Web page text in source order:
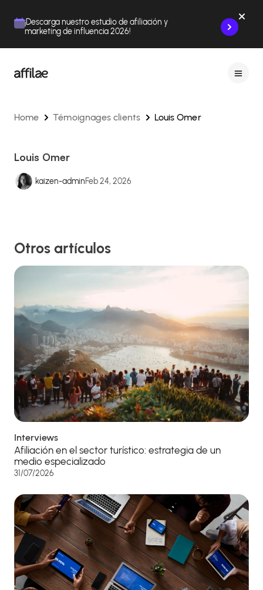
¡Descarga nuestro estudio de afiliación y
marketing de influencia 2026!
Home Témoignages clients Louis Omer
Louis Omer
kaizen-adminFeb 24, 2026
Otros artículos
Interviews
Afiliación en el sector turístico: estrategia de un
medio especializado
31/07/2026